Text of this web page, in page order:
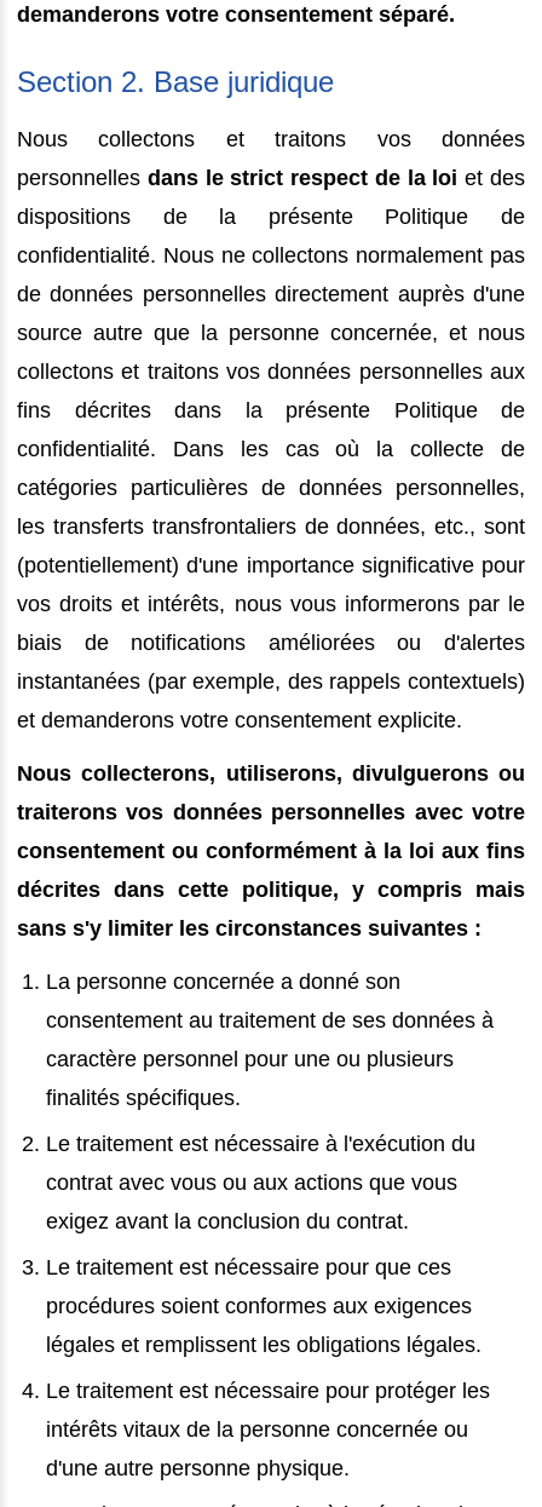
demanderons votre consentement séparé.
Section 2. Base juridique
Nous collectons et traitons vos données
personnelles dans le strict respect de la loi et des
dispositions de la présente Politique de
confidentialité. Nous ne collectons normalement pas
de données personnelles directement auprès d'une
source autre que la personne concernée, et nous
collectons et traitons vos données personnelles aux
fins décrites dans la présente Politique de
confidentialité. Dans les cas où la collecte de
catégories particulières de données personnelles,
les transferts transfrontaliers de données, etc., sont
(potentiellement) d'une importance significative pour
vos droits et intérêts, nous vous informerons par le
biais de notifications améliorées ou d'alertes
instantanées (par exemple, des rappels contextuels)
et demanderons votre consentement explicite.
Nous collecterons, utiliserons, divulguerons ou
traiterons vos données personnelles avec votre
consentement ou conformément à la loi aux fins
décrites dans cette politique, y compris mais
sans s'y limiter les circonstances suivantes :
La personne concernée a donné son
consentement au traitement de ses données à
caractère personnel pour une ou plusieurs
finalités spécifiques.
Le traitement est nécessaire à l'exécution du
contrat avec vous ou aux actions que vous
exigez avant la conclusion du contrat.
Le traitement est nécessaire pour que ces
procédures soient conformes aux exigences
légales et remplissent les obligations légales.
Le traitement est nécessaire pour protéger les
intérêts vitaux de la personne concernée ou
d'une autre personne physique.